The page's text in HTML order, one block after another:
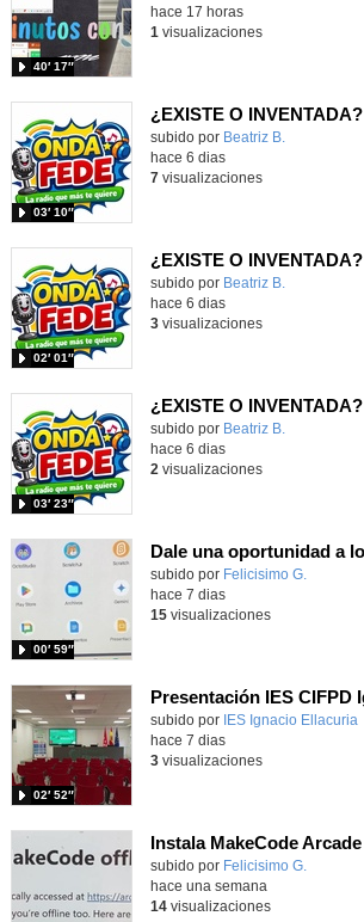
40′ 17″
hace 17 horas
1 visualizaciones
¿EXISTE O INVENTADA?
Contenido educativo.
subido por Beatriz B.
03′ 10″
hace 6 dias
7visualizaciones
¿EXISTE O INVENTADA?
Contenido educativo.
subido por Beatriz B.
02′ 01″
hace 6 dias
3visualizaciones
¿EXISTE O INVENTADA?
Contenido educativo.
subido por Beatriz B.
03′ 23″
hace 6 dias
2 visualizaciones
Contenido educativo.
subido por Felicisimo G.
00′ 59″
hace 7 dias
15visualizaciones
Contenido educativo.
subido por IES Ignacio Ellacuria
02′ 52″
hace 7 dias
3visualizaciones
Contenido educativo.
subido por Felicisimo G.
hace una semana
14visualizaciones